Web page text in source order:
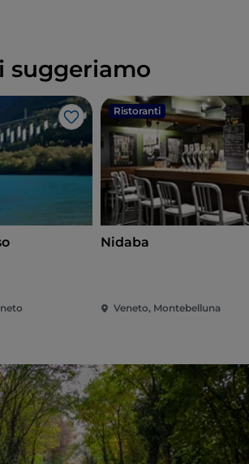
suggeriamo
Like
Ristoranti
Nidaba
Veneto, Montebelluna